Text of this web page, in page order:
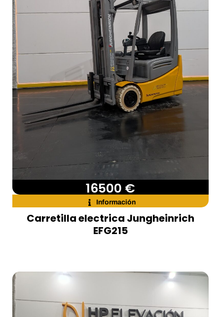
16500 €
Información
Carretilla electrica Jungheinrich
EFG215